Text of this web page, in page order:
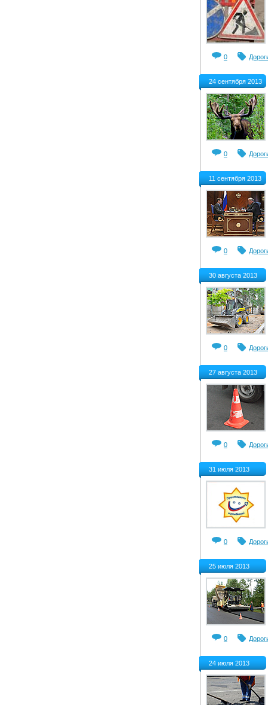
0
24 сентября 2013
0
11 сентября 2013
0
30 августа 2013
0
27 августа 2013
0
31 июля 2013
0
25 июля 2013
0
24 июля 2013